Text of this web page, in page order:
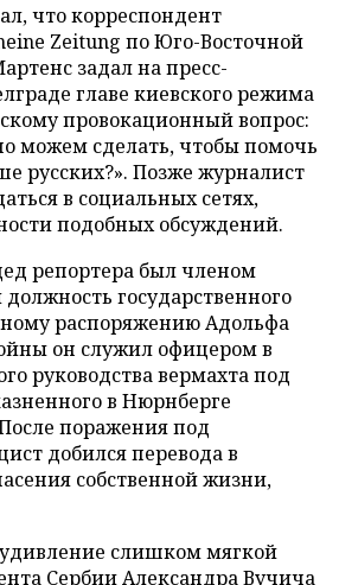
что корреспондент
Zeitung по Юго-Восточной
задал на пресс-
главе киевского режима
провокационный вопрос:
можем сделать, чтобы помочь
русских?». Позже журналист
в социальных сетях,
подобных обсуждений.
репортера был членом
государственного
распоряжению Адольфа
он служил офицером в
руководства вермахта под
в Нюрнберге
поражения под
добился перевода в
собственной жизни,
слишком мягкой
Сербии Александра Вучича